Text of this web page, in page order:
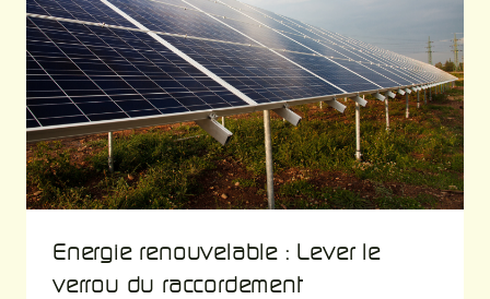
Energie renouvelable : Lever le
verrou du raccordement